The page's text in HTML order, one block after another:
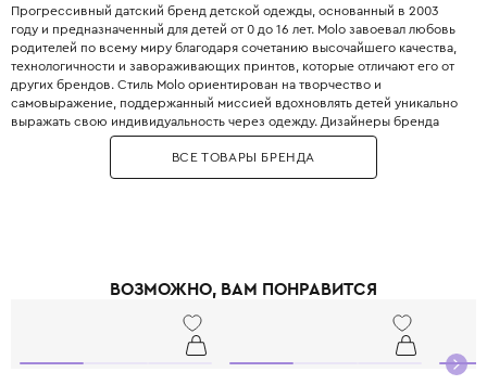
Прогрессивный датский бренд детской одежды, основанный в 2003
году и предназначенный для детей от 0 до 16 лет. Molo завоевал любовь
родителей по всему миру благодаря сочетанию высочайшего качества,
технологичности и завораживающих принтов, которые отличают его от
других брендов. Стиль Molo ориентирован на творчество и
самовыражение, поддержанный миссией вдохновлять детей уникально
выражать свою индивидуальность через одежду. Дизайнеры бренда
призывают к смелым сочетаниям, предлагая юным модникам одежду,
украшенную яркими полосками, цветами, динозаврами и космическими
мотивами. Особой гордостью Molo является линейка мембранной
передавать, перепродавать или ремонтировать одежду, чтобы она
выдерживать стирку за стиркой, сохраняя при этом свою форму и
яркость красок. Molo был удостоен престижного звания «Лучший
международный детский модный бренд», что подтверждает его статус
ВСЕ ТОВАРЫ БРЕНДА
ВОЗМОЖНО, ВАМ ПОНРАВИТСЯ